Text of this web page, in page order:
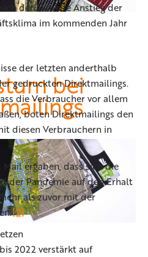
der aktuelle Anstieg der
im kommenden Jahr
bei
der letzten anderthalb
gedruckten Direktmailings.
die Verbraucher vor allem
boten Direktmailings den
diesen Verbrauchern in
ergaben, dass sich die
der Pandemie auf den Erhalt
als zuvor mit der
[2]
2022 verstärkt auf